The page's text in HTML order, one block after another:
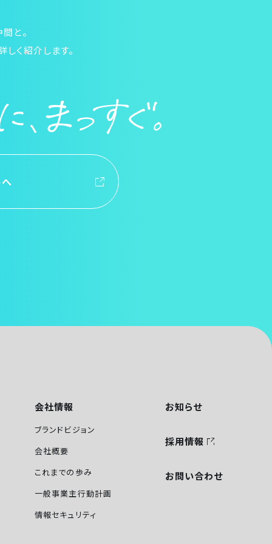
と。
く紹介します。
会社情報
ブランドビジョン
会社概要
これまでの歩み
一般事業主行動計画
情報セキュリティ
お知らせ
採用情報
お問い合わせ